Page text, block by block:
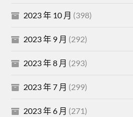
2023 年 10 月 (398)
2023 年 9 月 (292)
2023 年 8 月 (293)
2023 年 7 月 (299)
2023 年 6 月 (271)